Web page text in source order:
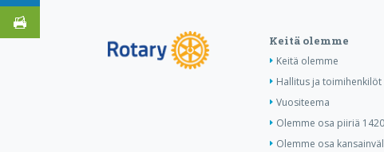
Keitä olemme
Keitä olemme
Hallitus ja toimihenkilöt
Vuositeema
Olemme osa piiriä 1420
Olemme osa